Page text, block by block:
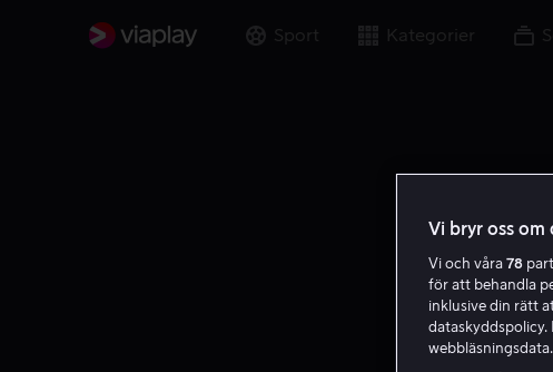
Sport Kategorier
Vi bryr oss
Vi och våra 78
för att behandla
inklusive din rätt
dataskyddspolicy.
webbläsningsdata.